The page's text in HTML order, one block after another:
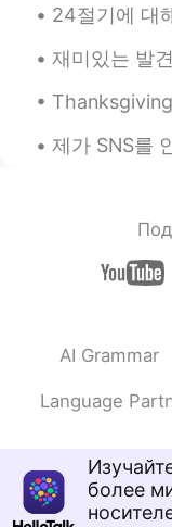
KR JP
글을 보
KR
ES
@Sunmin
KR EN
이기때문
Lai
KR ES
24절기에 대해 잘 몰라요 3일 전에 알게 됐어요 (녹차
재미있는 발견 프픽을 남자 캐릭터로 바꾼 뒤 이상한 메
Thanksgiving이 끝나고 우리 동네에서도 크리스마
제가 SNS를 안 쓰니까 다른 젊은이들과 다른 점 여러
AI Grammar
Language
более